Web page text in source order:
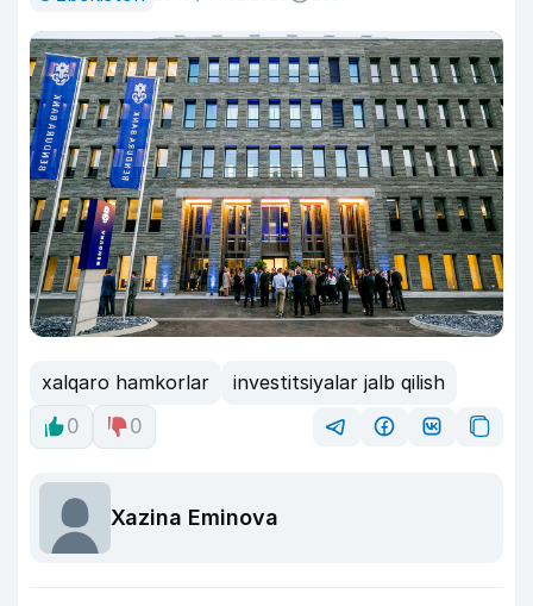
xalqaro hamkorlar
investitsiyalar jalb qilish
0
0
Xazina Eminova